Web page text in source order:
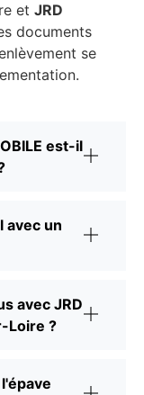
et JRD
documents
se
est-il
avec un
avec JRD
Loire ?